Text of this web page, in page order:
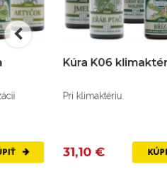
Kúra K06 klimaktérium
Pri klimaktériu.
31,10 € KÚPIŤ